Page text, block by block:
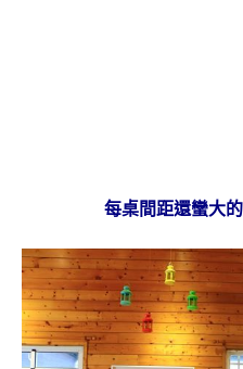
每桌間距還蠻大